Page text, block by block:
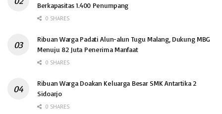
Berkapasitas 1.400 Penumpang
0 SHARES
Ribuan Warga Padati Alun-alun Tugu Malang, Dukung MBG
Menuju 82 Juta Penerima Manfaat
0 SHARES
Ribuan Warga Doakan Keluarga Besar SMK Antartika 2
Sidoarjo
0 SHARES